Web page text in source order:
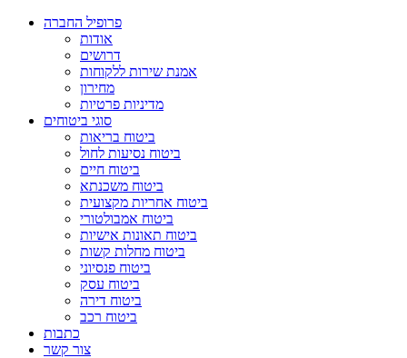
פרופיל החברה
אודות
דרושים
אמנת שירות ללקוחות
מחירון
מדיניות פרטיות
סוגי ביטוחים
ביטוח בריאות
ביטוח נסיעות לחול
ביטוח חיים
ביטוח משכנתא
ביטוח אחריות מקצועית
ביטוח אמבולטורי
ביטוח תאונות אישיות
ביטוח מחלות קשות
ביטוח פנסיוני
ביטוח עסק
ביטוח דירה
ביטוח רכב
כתבות
צור קשר